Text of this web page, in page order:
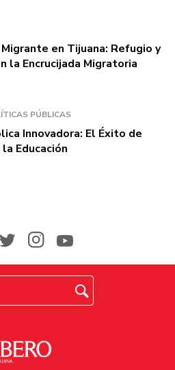
en Tijuana: Refugio y
la Encrucijada Migratoria
PÚBLICAS
Innovadora: El Éxito de
Educación